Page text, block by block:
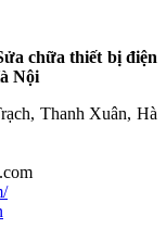
chữa thiết bị điện
Nội
Thanh Xuân, Hà